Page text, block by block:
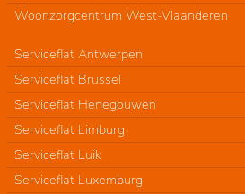
Woonzorgcentrum West-Vlaanderen
Serviceflat Antwerpen
Serviceflat Brussel
Serviceflat Henegouwen
Serviceflat Limburg
Serviceflat Luik
Serviceflat Luxemburg